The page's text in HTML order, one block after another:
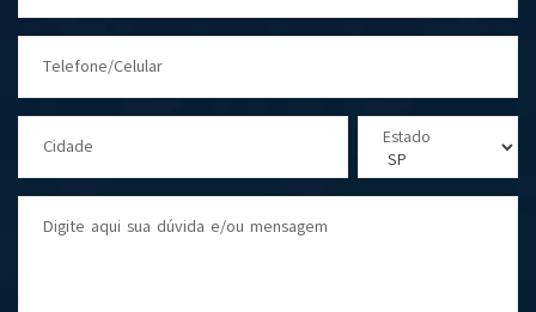
Telefone/Celular
Cidade Estado
Digite aqui sua dúvida e/ou mensagem